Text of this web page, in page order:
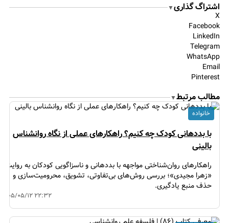
اشتراگ گذاری▼
X
Facebook
LinkedIn
Telegram
WhatsApp
Email
Pinterest
مطالب مرتبط▼
با بددهانی کودک چه کنیم؟ راهکارهای عملی از نگاه روانشناس
بالینی
راهکارهای روان‌شناختی مواجهه با بددهانی و ناسزاگویی کودکان به روایت
«زهرا مجیدی»؛ بررسی روش‌های بی‌تفاوتی، تشویق، محرومیت‌سازی و
حذف منبع یادگیری.
۱۴۰۵/۰۵/۱۲ ۲۲:۳۲
خانواده